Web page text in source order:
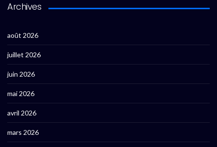
Archives
août 2026
juillet 2026
juin 2026
mai 2026
avril 2026
mars 2026